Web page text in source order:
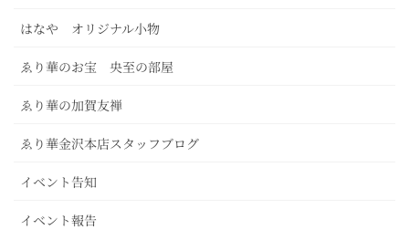
はなや オリジナル小物
ゑり華のお宝 央至の部屋
ゑり華の加賀友禅
ゑり華金沢本店スタッフブログ
イベント告知
イベント報告